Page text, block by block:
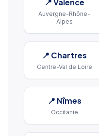
📍Valence
Auvergne-Rhône-
Alpes
📍 Chartres
Centre-Val de Loire
📍 Nîmes
Occitanie